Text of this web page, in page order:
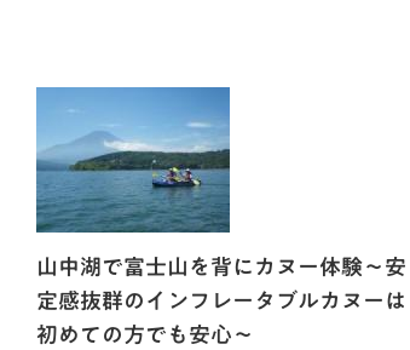
山中湖で富士山を背にカヌー体験～安
定感抜群のインフレータブルカヌーは
初めての方でも安心～